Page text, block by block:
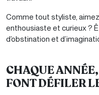
Comme tout styliste,
enthousiaste et curieux ?
d’obstination et
CHAQUE
FONT DÉFILER